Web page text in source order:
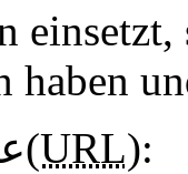
haben
عنوان الإنترنيت(URL):